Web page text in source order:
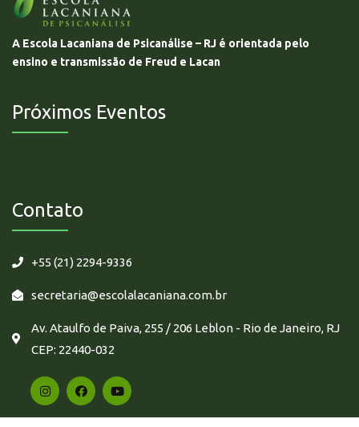
A Escola Lacaniana de Psicanálise – RJ é orientada pelo
ensino e transmissão de Freud e Lacan
Próximos Eventos
Contato
+55 (21) 2294-9336
secretaria@escolalacaniana.com.br
Av. Ataulfo de Paiva, 255 / 206 Leblon - Rio de Janeiro, RJ
CEP: 22440-032